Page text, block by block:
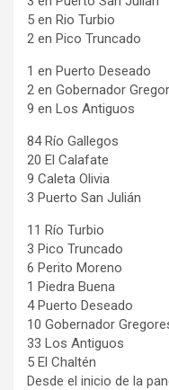
5 en Rio Turbio
2 en Pico Truncado
1 en Puerto Deseado
2 en Gobernador
9 en Los Antiguos
84 Río Gallegos
20 El Calafate
9 Caleta Olivia
3 Puerto San Julián
11 Río Turbio
3 Pico Truncado
6 Perito Moreno
1 Piedra Buena
4 Puerto Deseado
10 Gobernador
33 Los Antiguos
5 El Chaltén
Desde el inicio de la